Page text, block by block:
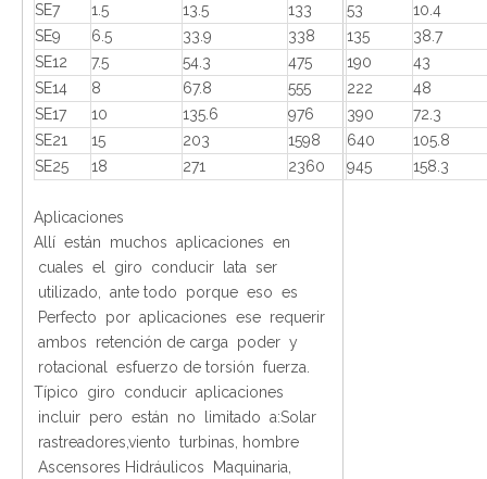
SE7
1.5 13.5 133 53
10.4
SE9
6.5 33.9 338 135
38.7
SE12
7.5 54.3 475 190
43
SE14
8 67.8 555 222
48
SE17
10 135.6 976 390
72.3
SE21
15 203 1598 640
105.8
SE25
18 271 2360 945 158.3
Aplicaciones
Allí están muchos aplicaciones en
cuales el giro conducir lata ser
utilizado, ante todo porque eso es
Perfecto por aplicaciones ese requerir
ambos retención de carga poder y
rotacional esfuerzo de torsión fuerza.
Típico giro conducir aplicaciones
incluir pero están no limitado a:Solar
rastreadores,viento turbinas, hombre
Ascensores Hidráulicos Maquinaria,